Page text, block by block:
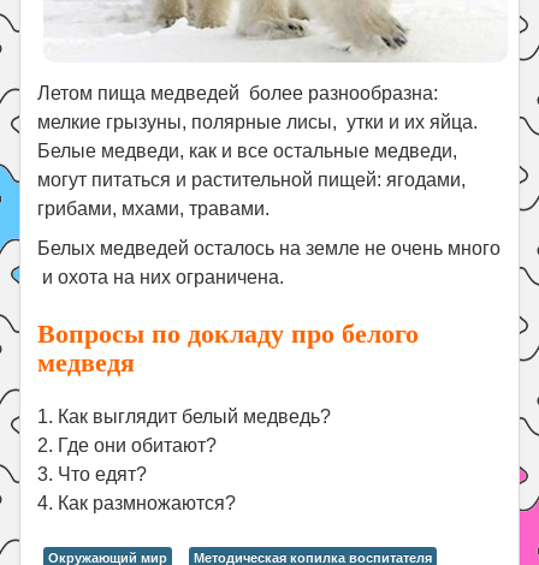
Летом пища медведей более разнообразна:
мелкие грызуны, полярные лисы, утки и их яйца.
Белые медведи, как и все остальные медведи,
могут питаться и растительной пищей: ягодами,
грибами, мхами, травами.
Белых медведей осталось на земле не очень много
и охота на них ограничена.
Вопросы по докладу про белого
медведя
1. Как выглядит белый медведь?
2. Где они обитают?
3. Что едят?
4. Как размножаются?
Окружающий мир Методическая копилка воспитателя